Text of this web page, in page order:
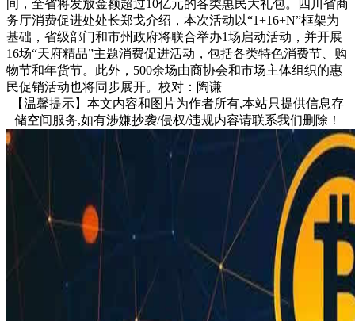
间，全省将发放金额超过10亿元的各类惠民大礼包。四川省商
务厅消费促进处处长郑戈介绍，本次活动以“1+16+N”框架为
基础，省级部门和市州政府将联合举办1场启动活动，并开展
16场“天府精品”主题消费促进活动，包括各类特色消费节、购
物节和年货节。此外，500余场由商协会和市场主体组织的惠
民促销活动也将同步展开。校对：陶谦
【温馨提示】本文内容和图片为作者所有,本站只提供信息存
储空间服务,如有涉嫌抄袭/侵权/违规内容请联系我们删除！